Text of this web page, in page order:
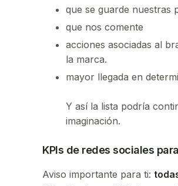
que se guarde nuestras
que nos comente
acciones asociadas al
la marca.
mayor llegada en
Y así la lista podría
imaginación.
KPIs de redes sociales
Aviso importante para ti: